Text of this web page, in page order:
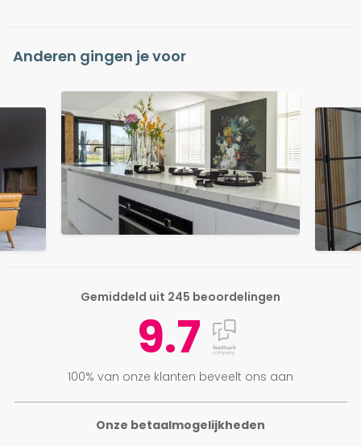
Anderen gingen je voor
Onze betaalmogelijkheden
Gemiddeld uit 245 beoordelingen
9.7
100% van onze klanten beveelt ons aan